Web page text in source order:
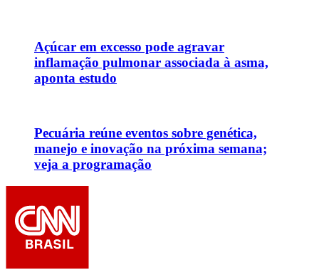
Açúcar em excesso pode agravar
inflamação pulmonar associada à asma,
aponta estudo
Pecuária reúne eventos sobre genética,
manejo e inovação na próxima semana;
veja a programação